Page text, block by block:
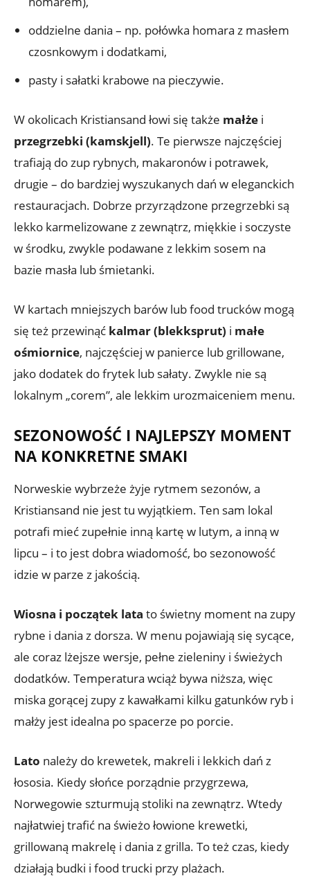
oddzielne dania – np. połówka homara z masłem
czosnkowym i dodatkami,
pasty i sałatki krabowe na pieczywie.
W okolicach Kristiansand łowi się także małże i
przegrzebki (kamskjell). Te pierwsze najczęściej
trafiają do zup rybnych, makaronów i potrawek,
drugie – do bardziej wyszukanych dań w eleganckich
restauracjach. Dobrze przyrządzone przegrzebki są
lekko karmelizowane z zewnątrz, miękkie i soczyste
w środku, zwykle podawane z lekkim sosem na
bazie masła lub śmietanki.
W kartach mniejszych barów lub food trucków mogą
się też przewinąć kalmar (blekksprut) i małe
ośmiornice, najczęściej w panierce lub grillowane,
jako dodatek do frytek lub sałaty. Zwykle nie są
lokalnym „corem”, ale lekkim urozmaiceniem menu.
SEZONOWOŚĆ I NAJLEPSZY MOMENT
NA KONKRETNE SMAKI
Norweskie wybrzeże żyje rytmem sezonów, a
Kristiansand nie jest tu wyjątkiem. Ten sam lokal
potrafi mieć zupełnie inną kartę w lutym, a inną w
lipcu – i to jest dobra wiadomość, bo sezonowość
idzie w parze z jakością.
Wiosna i początek lata to świetny moment na zupy
rybne i dania z dorsza. W menu pojawiają się sycące,
ale coraz lżejsze wersje, pełne zieleniny i świeżych
dodatków. Temperatura wciąż bywa niższa, więc
miska gorącej zupy z kawałkami kilku gatunków ryb i
małży jest idealna po spacerze po porcie.
Lato należy do krewetek, makreli i lekkich dań z
łososia. Kiedy słońce porządnie przygrzewa,
Norwegowie szturmują stoliki na zewnątrz. Wtedy
najłatwiej trafić na świeżo łowione krewetki,
grillowaną makrelę i dania z grilla. To też czas, kiedy
działają budki i food trucki przy plażach.